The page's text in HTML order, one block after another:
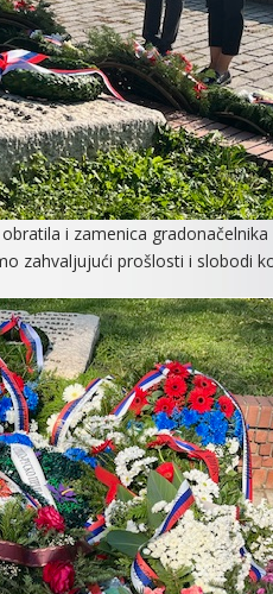
i zamenica
zahvaljujući prošlosti i slobodi